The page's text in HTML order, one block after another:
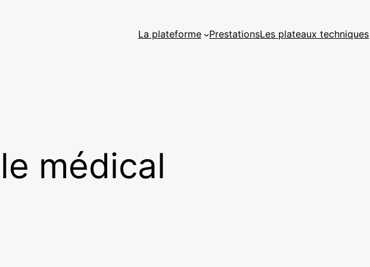
La plateforme PrestationsLes plateaux techniques
médical